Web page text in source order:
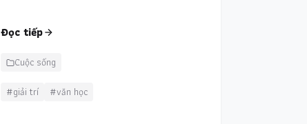
Đọc tiếp
Cuộc sống
#giải trí
#văn học